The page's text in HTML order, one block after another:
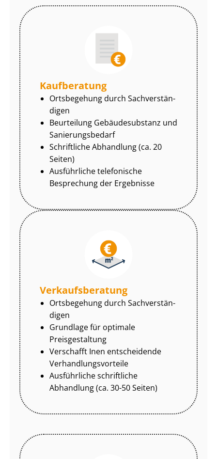
Kaufberatung
Ortsbegehung durch Sach­ver­stän­
di­gen
Beurteilung Gebäudesubstanz und
Sa­nie­rungs­be­darf
Schriftliche Abhandlung (ca. 20
Seiten)
Ausführliche telefonische
Besprechung der Ergebnisse
Ver­kaufs­be­ra­tung
Ortsbegehung durch Sach­ver­stän­
di­gen
Grundlage für optimale
Preisgestaltung
Verschafft Inen entscheidende
Ver­hand­lungs­vor­tei­le
Ausführliche schriftliche
Abhandlung (ca. 30-50 Seiten)